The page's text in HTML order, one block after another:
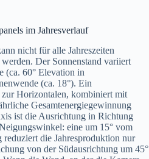
im Jahresverlauf
nicht für alle Jahreszeiten
Der Sonnenstand variiert
(ca. 60° Elevation in
(ca. 18°). Ein
Horizontalen, kombiniert mit
Gesamtenergiegewinnung
ist die Ausrichtung in Richtung
eine um 15° vom
die Jahresproduktion nur
von der Südausrichtung um 45°